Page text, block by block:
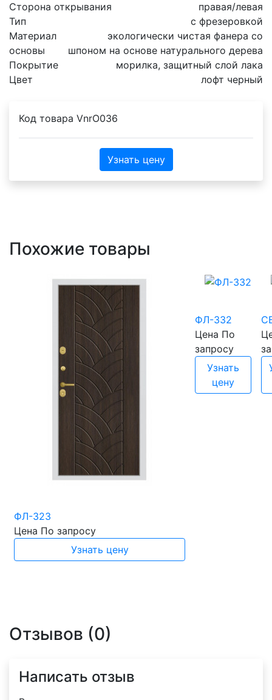
Сторона открывания
правая/левая
Тип
с фрезеровкой
Материал
основы
экологически чистая фанера со
шпоном на основе натурального дерева
Покрытие
морилка, защитный слой лака
Цвет
лофт черный
Код товара VnrO036
Узнать цену
Похожие товары
ФЛ-323
Цена По запросу
Узнать цену
ФЛ-332
Цена По
запросу
Узнать
цену
Отзывов (0)
Написать отзыв